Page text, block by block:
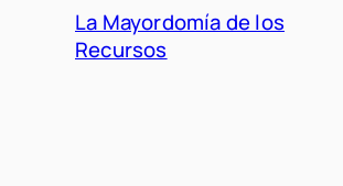
La Mayordomía de los
Recursos